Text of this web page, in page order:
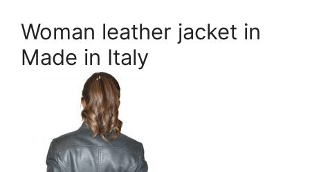
Woman leather jacket in
Made in Italy